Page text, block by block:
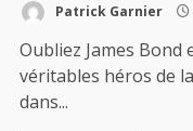
Patrick Garnier
Oubliez James Bond
véritables héros de
dans...